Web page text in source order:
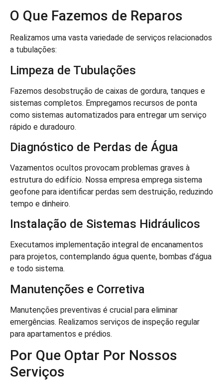
O Que Fazemos de Reparos
Realizamos uma vasta variedade de serviços relacionados
a tubulações:
Limpeza de Tubulações
Fazemos desobstrução de caixas de gordura, tanques e
sistemas completos. Empregamos recursos de ponta
como sistemas automatizados para entregar um serviço
rápido e duradouro.
Diagnóstico de Perdas de Água
Vazamentos ocultos provocam problemas graves à
estrutura do edifício. Nossa empresa emprega sistema
geofone para identificar perdas sem destruição, reduzindo
tempo e dinheiro.
Instalação de Sistemas Hidráulicos
Executamos implementação integral de encanamentos
para projetos, contemplando água quente, bombas d’água
e todo sistema.
Manutenções e Corretiva
Manutenções preventivas é crucial para eliminar
emergências. Realizamos serviços de inspeção regular
para apartamentos e prédios.
Por Que Optar Por Nossos
Serviços